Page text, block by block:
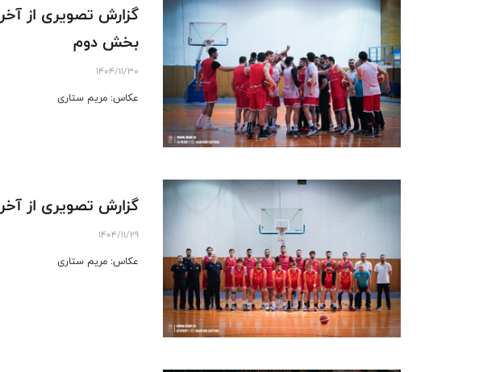
گزارش تصویری از
بخش دوم
1404/11/30
عکاس: مریم ستاری
گزارش تصویری از
1404/11/29
عکاس: مریم ستاری